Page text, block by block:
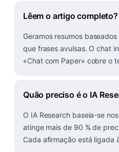
Lêem o artigo completo?
Geramos resumos
que frases avulsas. O chat
«Chat com Paper» cobre o
Quão preciso é o IA
O IA Research baseia-se
atinge mais de 90 % de
Cada afirmação está ligada